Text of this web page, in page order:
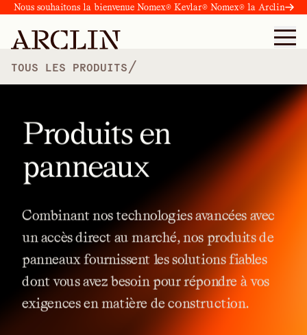
Nous souhaitons la bienvenue Nomex® Kevlar® Nomex® la Arclin
TOUS LES PRODUITS /
Produits en
panneaux
Combinantnostechnologiesavancées avec
unaccèsdirect au marché,nos produitsde
panneauxfournissent lessolutionsfiables
dontvousavezbesoinpourrépondre àvos
exigencesenmatière de construction.